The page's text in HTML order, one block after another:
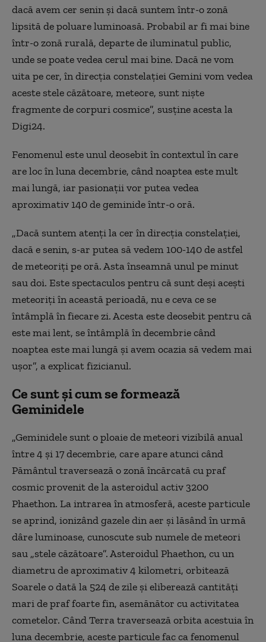
dacă avem cer senin și dacă suntem într-o zonă
lipsită de poluare luminoasă. Probabil ar fi mai bine
într-o zonă rurală, departe de iluminatul public,
unde se poate vedea cerul mai bine. Dacă ne vom
uita pe cer, în direcția constelației Gemini vom vedea
aceste stele căzătoare, meteore, sunt niște
fragmente de corpuri cosmice”, susține acesta la
Digi24.
Fenomenul este unul deosebit în contextul în care
are loc în luna decembrie, când noaptea este mult
mai lungă, iar pasionații vor putea vedea
aproximativ 140 de geminide într-o oră.
„Dacă suntem atenți la cer în direcția constelației,
dacă e senin, s-ar putea să vedem 100-140 de astfel
de meteoriți pe oră. Asta înseamnă unul pe minut
sau doi. Este spectaculos pentru că sunt deși acești
meteoriți în această perioadă, nu e ceva ce se
întâmplă în fiecare zi. Acesta este deosebit pentru că
este mai lent, se întâmplă în decembrie când
noaptea este mai lungă și avem ocazia să vedem mai
ușor”, a explicat fizicianul.
Ce sunt și cum se formează
Geminidele
„Geminidele sunt o ploaie de meteori vizibilă anual
între 4 și 17 decembrie, care apare atunci când
Pământul traversează o zonă încărcată cu praf
cosmic provenit de la asteroidul activ 3200
Phaethon. La intrarea în atmosferă, aceste particule
se aprind, ionizând gazele din aer și lăsând în urmă
dâre luminoase, cunoscute sub numele de meteori
sau „stele căzătoare”. Asteroidul Phaethon, cu un
diametru de aproximativ 4 kilometri, orbitează
Soarele o dată la 524 de zile și eliberează cantități
mari de praf foarte fin, asemănător cu activitatea
cometelor. Când Terra traversează orbita acestuia în
luna decembrie, aceste particule fac ca fenomenul